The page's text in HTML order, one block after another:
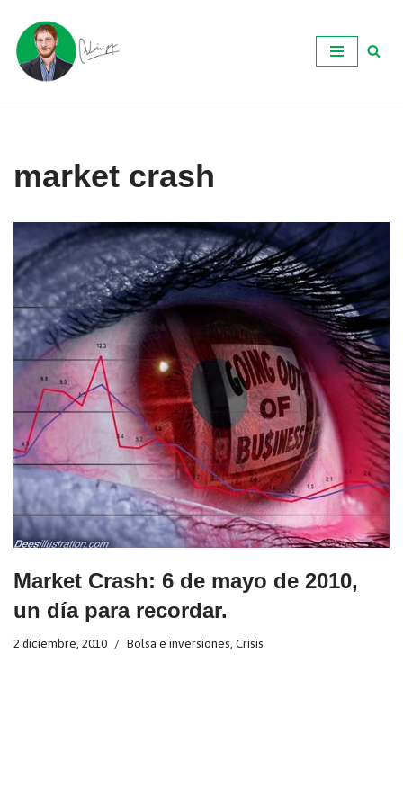
Ir
al
market crash
Market Crash: 6 de mayo de 2010,
un día para recordar.
2 diciembre, 2010 Bolsa e inversiones Crisis